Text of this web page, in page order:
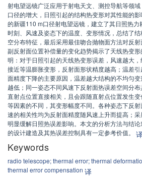
射电望远镜广泛应用于射电天文、测控导航等领域
口径的增大，日照引起的结构热变形对其性能的
的新疆110 m口径射电望远镜，建立了其日照热
时刻、风速及姿态下的温度、变形情况，总结了
空分布特征，最后采用最佳吻合抛物面方法对反
副反射面位置补偿量的变化趋势揭示了天线热变
明：对于日照引起的天线热变形误差，风速越大
接近等温膨胀变形，反射面形状精度越高；温差
面精度下降的主要原因，温差越大结构的不均匀
越低；同一姿态不同风速下反射面热误差空间分
直射点位置直接相关，且会跟随直射点位置发生
等因素的不同，其变形幅度不同。各种姿态下反
速的相关性均为反射面精度随风速上升而提高；
明显缓解日照热误差影响。本文的分析方法与结
的设计建造及其热误差控制具有一定参考价值。
Keywords
radio telescope;thermal error;thermal
thermal error compensation 译